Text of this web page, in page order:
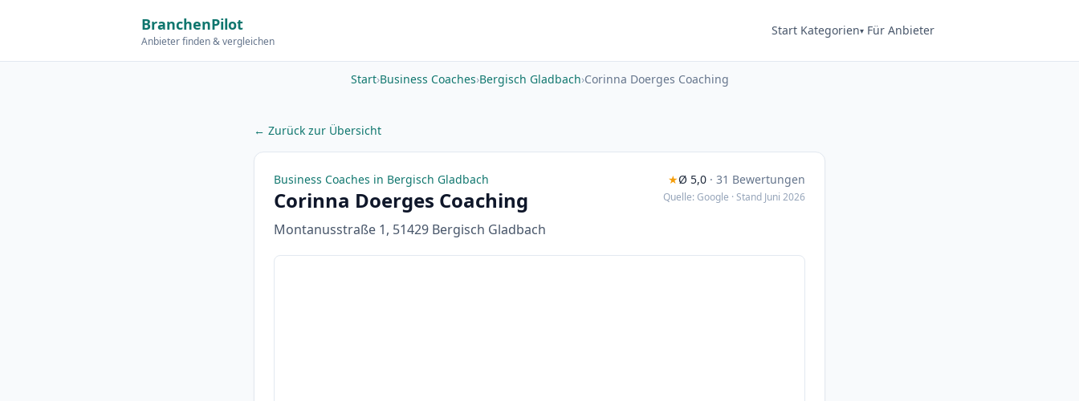
BranchenPilot
Anbieter finden & vergleichen
Start Kategorien Für Anbieter
Start›Business Coaches›Bergisch Gladbach›Corinna Doerges Coaching
← Zurück zur Übersicht
Business Coaches in Bergisch Gladbach
Corinna Doerges Coaching
★Ø 5,0 · 31 Bewertungen
Quelle: Google · Stand Juni 2026
Montanusstraße 1, 51429 Bergisch Gladbach